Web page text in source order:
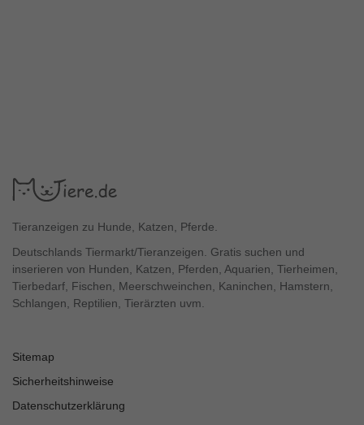
Tieranzeigen zu Hunde, Katzen, Pferde.
Deutschlands Tiermarkt/Tieranzeigen. Gratis suchen und
inserieren von Hunden, Katzen, Pferden, Aquarien, Tierheimen,
Tierbedarf, Fischen, Meerschweinchen, Kaninchen, Hamstern,
Schlangen, Reptilien, Tierärzten uvm.
Sitemap
Sicherheitshinweise
Datenschutzerklärung